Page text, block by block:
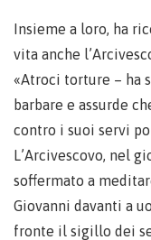
Insieme a loro, ha
vita anche
«Atroci torture – ha
barbare e assurde
contro i suoi servi
L’Arcivescovo, nel
soffermato a
Giovanni davanti a
fronte il sigillo dei